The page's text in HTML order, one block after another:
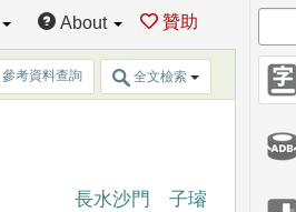
About 贊助
參考資料查詢 全文檢索
長水沙門 子璿